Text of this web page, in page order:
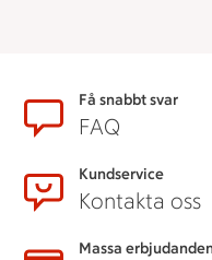
SidfotFå snabbt svar
FAQ
Kundservice
Kontakta oss
Massa